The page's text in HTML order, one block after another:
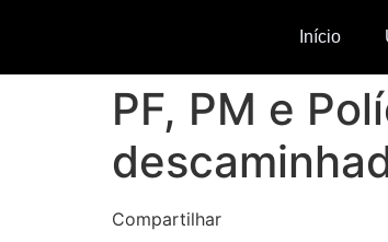
Início
PF, PM e
Compartilhar